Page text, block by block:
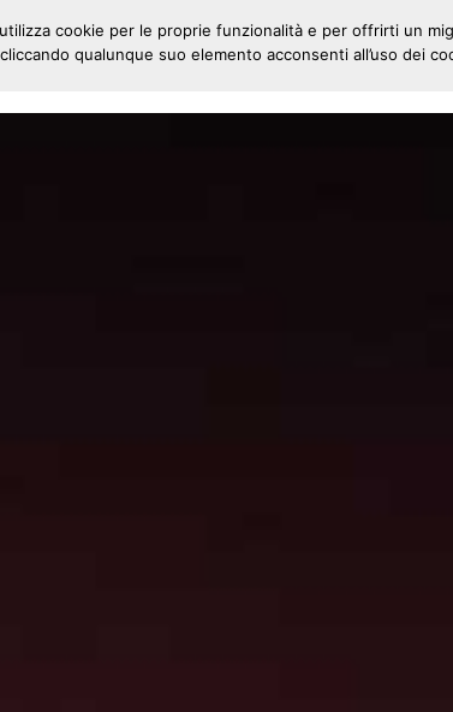
HOME CHI SIAMO LA
cookie per le proprie funzionalità e per offrirti un
qualunque suo elemento acconsenti all’uso dei